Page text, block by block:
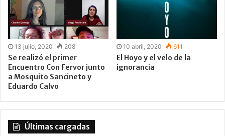
13 julio, 2020 208
Se realizó el primer
Encuentro Con Fervor junto
a Mosquito Sancineto y
Eduardo Calvo
10 abril, 2020 611
El Hoyo y el velo de la
ignorancia
Últimas cargadas